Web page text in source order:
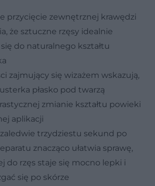
przycięcie zewnętrznej krawędzi
że sztuczne rzęsy idealnie
do naturalnego kształtu
zajmujący się wizażem wskazują,
płasko pod twarzą
zmianie kształtu powieki
aplikacji
trzydziestu sekund po
znacząco ułatwia sprawę,
do rzęs staje się mocno lepki i
się po skórze